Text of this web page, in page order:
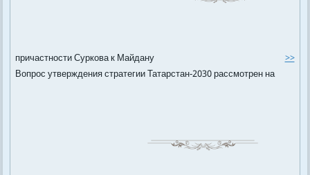
причастности Суркова к Майдану
>>
Вопрос утверждения стратегии Татарстан-2030 рассмотрен на